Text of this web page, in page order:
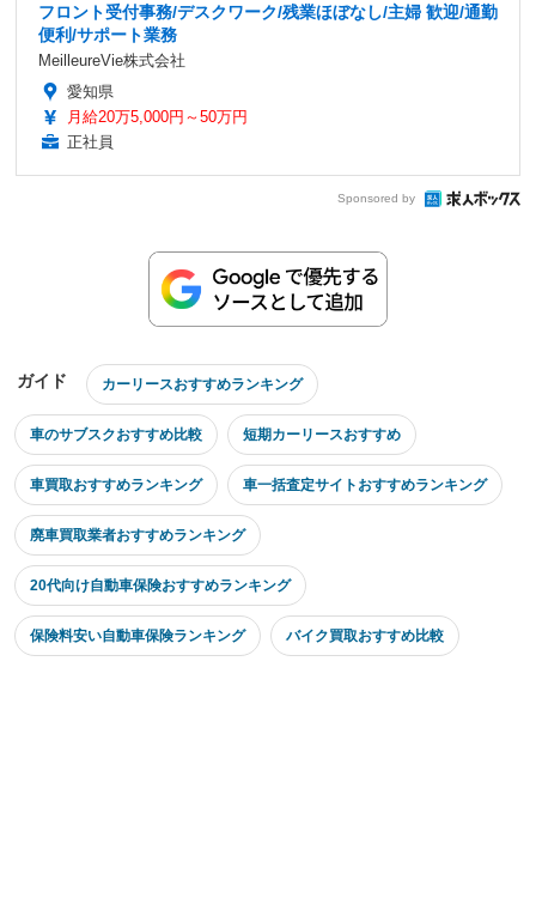
フロント受付事務/デスクワーク/残業ほぼなし/主婦 歓迎/通勤
便利/サポート業務
MeilleureVie株式会社
愛知県
月給20万5,000円～50万円
正社員
Sponsored by
ガイド カーリースおすすめランキング
車のサブスクおすすめ比較 短期カーリースおすすめ
車買取おすすめランキング 車一括査定サイトおすすめランキング
廃車買取業者おすすめランキング
20代向け自動車保険おすすめランキング
保険料安い自動車保険ランキング バイク買取おすすめ比較